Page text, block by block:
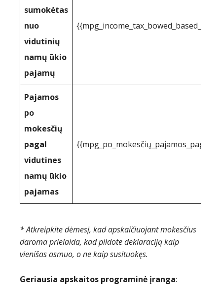
sumokėtas
nuo
vidutinių
namų ūkio
pajamų
Pajamos
po
mokesčių
pagal
vidutines
namų ūkio
pajamas
* Atkreipkite dėmesį, kad apskaičiuojant mokesčius
daroma prielaida, kad pildote deklaraciją kaip
vienišas asmuo, o ne kaip susituokęs.
Geriausia apskaitos programinė įranga: